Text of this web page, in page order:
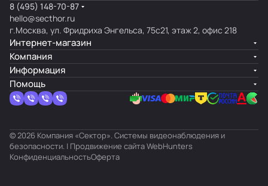
8 (495) 148-70-87
hello@secthor.ru
г.Москва, ул. Фридриха Энгельса, 75с21, этаж 2, офис 218
Интернет-магазин
Компания
Информация
Помощь
© 2026 Компания «Сектор». Системы видеонаблюдения и
безопасности. | Продвижение сайтаWebHunters
КонфиденциальностьОферта